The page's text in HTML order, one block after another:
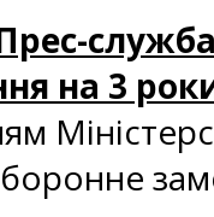
на 3